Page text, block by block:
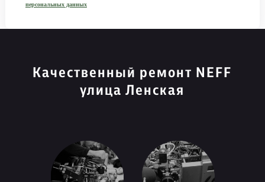
персональных данных
Качественный ремонт NEFF
улица Ленская